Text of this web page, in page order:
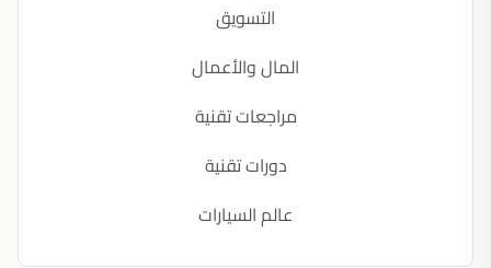
التسويق
المال والأعمال
مراجعات تقنية
دورات تقنية
عالم السيارات